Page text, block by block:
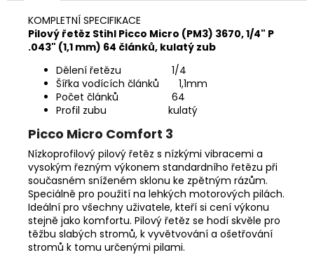
KOMPLETNÍ SPECIFIKACE
Pilový řetěz Stihl Picco Micro (PM3) 3670, 1/4" P
.043" (1,1 mm) 64 článků, kulatý zub
Dělení řetězu 1/4
Šířka vodících článků 1,1mm
Počet článků 64
Profil zubu kulatý
Picco Micro Comfort 3
Nízkoprofilový pilový řetěz s nízkými vibracemi a
vysokým řezným výkonem standardního řetězu při
současném sníženém sklonu ke zpětným rázům.
Speciálně pro použití na lehkých motorových pilách.
Ideální pro všechny uživatele, kteří si cení výkonu
stejně jako komfortu. Pilový řetěz se hodí skvěle pro
těžbu slabých stromů, k vyvětvování a ošetřování
stromů k tomu určenými pilami.
RAC121
HLAVA
SÍŤOVÉMU
KŘOVINOŘEZU
1.5MM
STRUNOU
5132002593